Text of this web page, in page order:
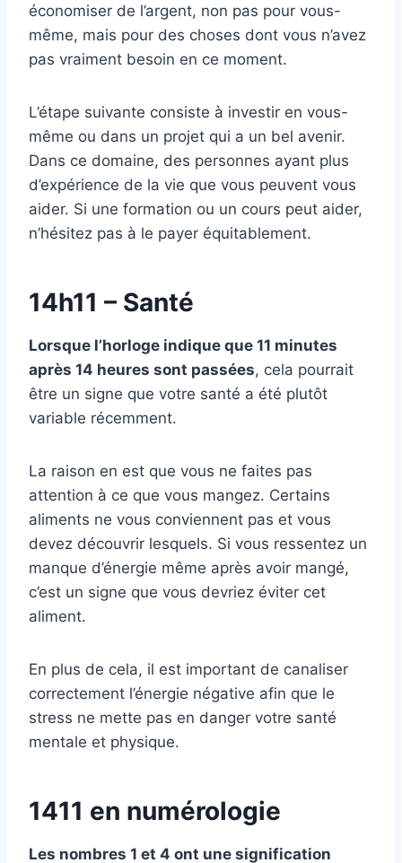
économiser de l’argent, non pas pour vous-
même, mais pour des choses dont vous n’avez
pas vraiment besoin en ce moment.
L’étape suivante consiste à investir en vous-
même ou dans un projet qui a un bel avenir.
Dans ce domaine, des personnes ayant plus
d’expérience de la vie que vous peuvent vous
aider. Si une formation ou un cours peut aider,
n’hésitez pas à le payer équitablement.
14h11 – Santé
Lorsque l’horloge indique que 11 minutes
après 14 heures sont passées, cela pourrait
être un signe que votre santé a été plutôt
variable récemment.
La raison en est que vous ne faites pas
attention à ce que vous mangez. Certains
aliments ne vous conviennent pas et vous
devez découvrir lesquels. Si vous ressentez un
manque d’énergie même après avoir mangé,
c’est un signe que vous devriez éviter cet
aliment.
En plus de cela, il est important de canaliser
correctement l’énergie négative afin que le
stress ne mette pas en danger votre santé
mentale et physique.
1411 en numérologie
Les nombres 1 et 4 ont une signification